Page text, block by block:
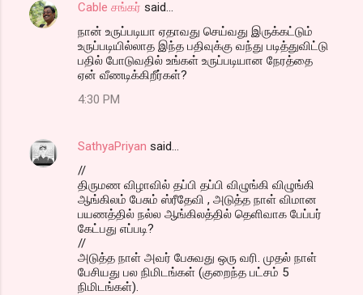
Cable சங்கர் said…
நான் உருப்படியா ஏதாவது செய்வது இருக்கட்டும்
உருப்படியில்லாத இந்த பதிவுக்கு வந்து படித்துவிட்டு
பதில் போடுவதில் உங்கள் உருப்படியான நேரத்தை
ஏன் வீணடிக்கிறீர்கள்?
4:30 PM
SathyaPriyan said…
//
திருமண விழாவில் தப்பி தப்பி விழுங்கி விழுங்கி
ஆங்கிலம் பேசும் ஸ்ரீதேவி , அடுத்த நாள் விமான
பயணத்தில் நல்ல ஆங்கிலத்தில் தெளிவாக பேப்பர்
கேட்பது எப்படி?
//
அடுத்த நாள் அவர் பேசுவது ஒரு வரி. முதல் நாள்
பேசியது பல நிமிடங்கள் (குறைந்த பட்சம் 5
நிமிடங்கள்).